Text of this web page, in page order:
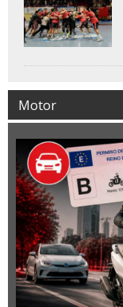
Motor